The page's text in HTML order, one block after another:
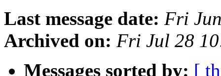
Last message date: Fri
Archived on: Fri Jul 28
Messages sorted by: [